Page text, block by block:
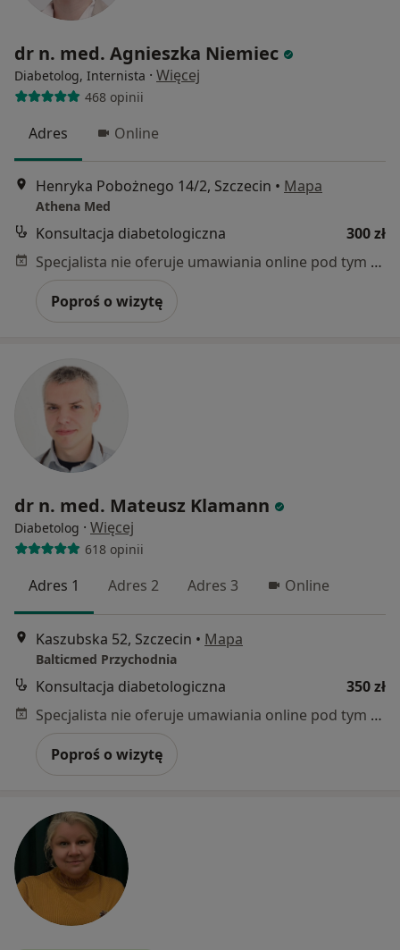
dr n. med. Agnieszka Niemiec
Diabetolog, Internista · Więcej
468 opinii
Adres Online
Henryka Pobożnego 14/2, Szczecin • Mapa
Athena Med
Konsultacja diabetologiczna
300 zł
Specjalista nie oferuje umawiania online pod tym adresem.
Poproś o wizytę
dr n. med. Mateusz Klamann
Diabetolog · Więcej
618 opinii
Adres 1 Adres 2 Adres 3 Online
Kaszubska 52, Szczecin • Mapa
Balticmed Przychodnia
Konsultacja diabetologiczna
350 zł
Specjalista nie oferuje umawiania online pod tym adresem.
Poproś o wizytę